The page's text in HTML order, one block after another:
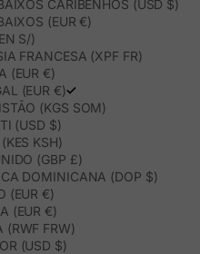
CARIBENHOS (USD $)
(EUR €)
S/)
FRANCESA (XPF FR)
(EUR €)
(EUR €)
(KGS SOM)
(USD $)
KSH)
(GBP £)
DOMINICANA (DOP $)
(EUR €)
(EUR €)
(RWF FRW)
(USD $)